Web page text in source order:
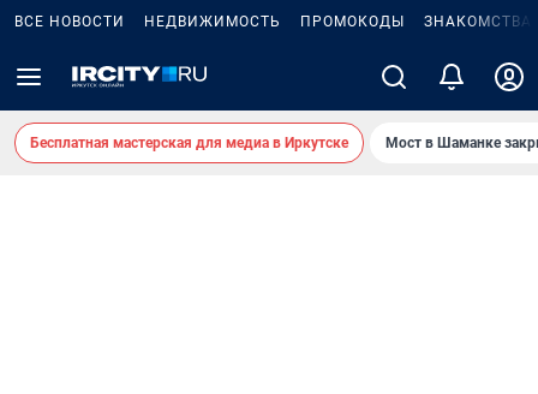
ВСЕ НОВОСТИ НЕДВИЖИМОСТЬ ПРОМОКОДЫ ЗНАКОМСТВА
Бесплатная мастерская для медиа в Иркутске Мост в Шаманке